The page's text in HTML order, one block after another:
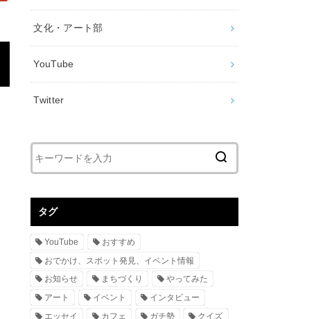
文化・アート部
YouTube
Twitter
タグ
YouTube
おすすめ
おでかけ、スポット発見、イベント情報
お知らせ
まちづくり
やってみた
アート
イベント
インタビュー
エッセイ
カフェ ガチ勢 クイズ